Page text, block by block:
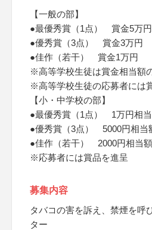
【一般の部】
●最優秀賞（1点） 賞金5万円
●優秀賞（3点） 賞金3万円
●佳作（若干） 賞金1万円
※高等学校生徒は賞金相当額
※高等学校生徒の応募者には
【小・中学校の部】
●最優秀賞（1点） 1万円相
●優秀賞（3点） 5000円相当
●佳作（若干） 2000円相当
※応募者には賞品を進呈
募集内容
タバコの害を訴え、禁煙を呼
ター